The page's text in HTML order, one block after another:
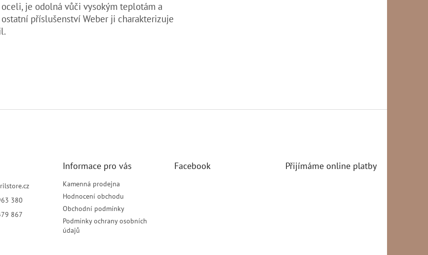
je odolná vůči vysokým teplotám a
příslušenství Weber ji charakterizuje
380
867
Informace pro vás
Kamenná prodejna
Hodnocení obchodu
Obchodní podmínky
Podmínky ochrany osobních
údajů
Facebook Přijímáme online platby